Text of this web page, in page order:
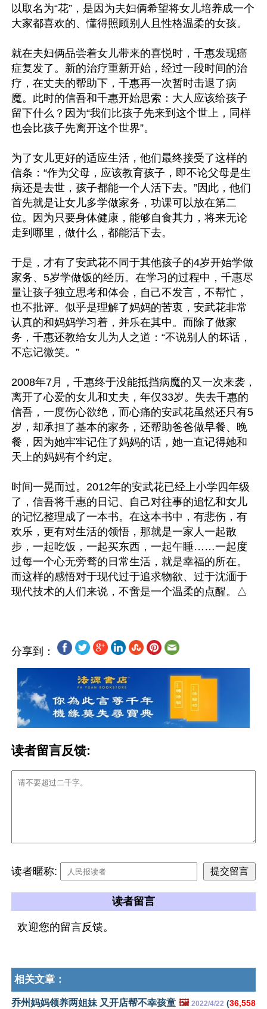
以取名为“花”，是因为夫妇俩希望将女儿培养成一个
大家都喜欢的、懂得照顾别人且性格温柔的女孩。
就在夫妇俩品尝着女儿带来的喜悦时，千惠发现癌
症复发了。新的治疗重新开始，经过一段时间的治
疗，在丈夫的帮助下，千惠再一次暂时击退了病
魔。此时的信吾和千惠开始思索：大人应该给孩子
留下什么？因为“我们比孩子先来到这个世上，同样
也会比孩子先离开这个世界”。
为了女儿更好的适应生活，他们最终接受了这样的
信条：“作为父母，应该教育孩子，即不论父母是生
病还是去世，孩子都能一个人活下去。”因此，他们
首先就是让女儿多学做家务，功课可以放在第二
位。因为只要身体健康，能够自食其力，将来无论
走到哪里，做什么，都能活下去。
于是，才有了安武花不同于其他孩子的4岁开始学做
家务、5岁学做饭的经历。在学习的过程中，千惠尽
量让孩子独立思考和体会，自己不发言，不帮忙，
也不批评。似乎是理解了妈妈的苦衷，安武花非常
认真的和妈妈学习着，并乐在其中。而除了做家
务，千惠还教给女儿为人之道：“不说别人的坏话，
不忘记微笑。”
2008年7月，千惠终于没能抵挡病魔的又一次来袭，
离开了心爱的女儿和丈夫，年仅33岁。失去千惠的
信吾，一度伤心欲绝，而心痛的安武花虽然还只有5
岁，却承担了基本的家务，还帮助爸爸做早餐、晚
餐，因为她牢牢记住了妈妈的话，她一直记得她和
天上的妈妈有个约定。
时间一晃而过。2012年的安武花已经上小学四年级
了，信吾将千惠的日记、自己对往事的追忆和女儿
的记忆整理成了一本书。在这本书中，有悲伤，有
欢乐，更有对生活的领悟，那就是一家人一起散
步，一起吃饭，一起买东西，一起午睡……一起度
过每一个心无旁骛的日常生活，就是幸福的所在。
而这样的感悟对于现代过于追求物欲、过于沈湎于
分享到：
读者留言反馈:
读者暱称:
读者留言
欢迎您的留言反馈。
相关文章：
乔州妈妈领养两姐妹 又开店帮不幸孩童 🖼️ 2022/4/22 (36,558